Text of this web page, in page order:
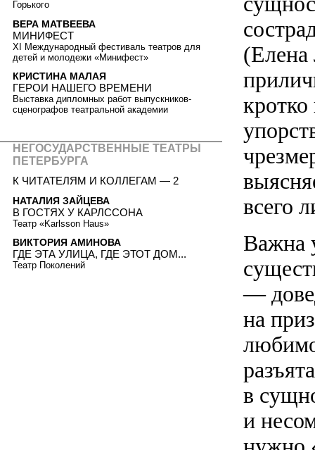
(Елена
всего
Важна
—
на
в
и
Горького
ВЕРА МАТВЕЕВА
МИНИФЕСТ
XI Международный фестиваль театров для
детей и молодежи «Минифест»
КРИСТИНА МАЛАЯ
ГЕРОИ НАШЕГО ВРЕМЕНИ
Выставка дипломных работ выпускников-
сценографов театральной академии
НЕГОСУДАРСТВЕННЫЕ ТЕАТРЫ
ПЕТЕРБУРГА
К ЧИТАТЕЛЯМ И КОЛЛЕГАМ — 2
НАТАЛИЯ ЗАЙЦЕВА
В ГОСТЯХ У КАРЛССОНА
Театр «Karlsson Haus»
ВИКТОРИЯ АМИНОВА
ГДЕ ЭТА УЛИЦА, ГДЕ ЭТОТ ДОМ...
Театр Поколений